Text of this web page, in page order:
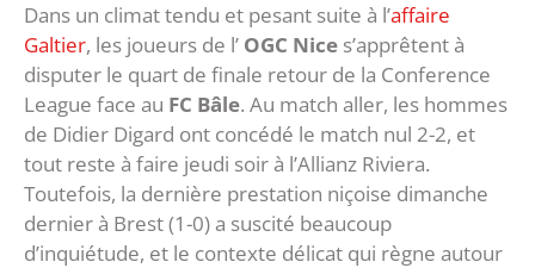
Dans un climat tendu et pesant suite à l’affaire
Galtier, les joueurs de l’ OGC Nice s’apprêtent à
disputer le quart de finale retour de la Conference
League face au FC Bâle. Au match aller, les hommes
de Didier Digard ont concédé le match nul 2-2, et
tout reste à faire jeudi soir à l’Allianz Riviera.
Toutefois, la dernière prestation niçoise dimanche
dernier à Brest (1-0) a suscité beaucoup
d’inquiétude, et le contexte délicat qui règne autour